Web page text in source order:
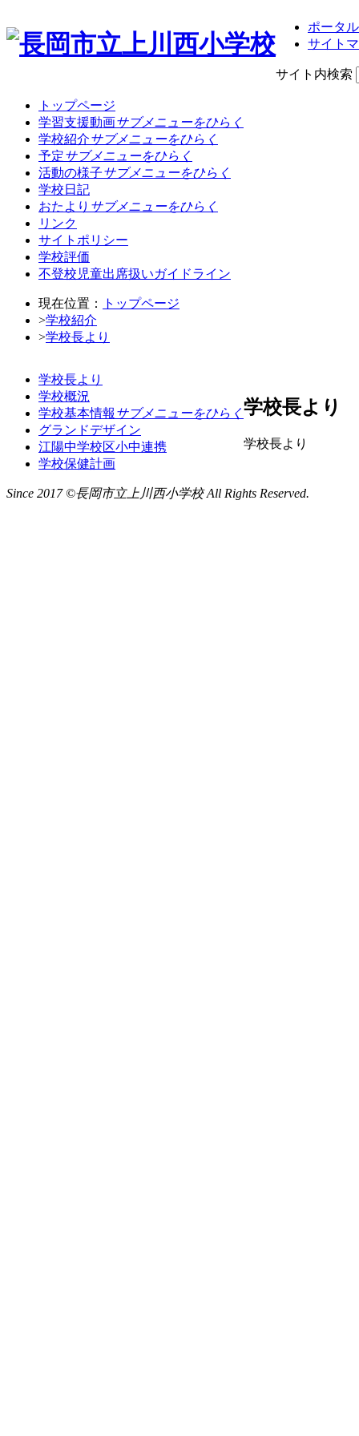
ポータ
サイト
サイト内検索
トップページ
学習支援動画サブメニューをひらく
学校紹介サブメニューをひらく
予定サブメニューをひらく
活動の様子サブメニューをひらく
学校日記
おたより サブメニューをひらく
リンク
サイトポリシー
学校評価
不登校児童出席扱いガイドライン
現在位置：
トップページ
>学校紹介
>学校長より
学校長より
学校概況
学校基本情報 サブメニューをひらく
グランドデザイン
江陽中学校区小中連携
学校保健計画
学校長より
学校長より
Since 2017 ©長岡市立上川西小学校 All Rights Reserved.